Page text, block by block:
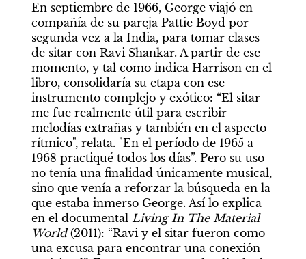
En septiembre de 1966, George viajó en
compañía de su pareja Pattie Boyd por
segunda vez a la India, para tomar clases
de sitar con Ravi Shankar. A partir de ese
momento, y tal como indica Harrison en el
libro, consolidaría su etapa con ese
instrumento complejo y exótico: “El sitar
me fue realmente útil para escribir
melodías extrañas y también en el aspecto
rítmico", relata. "En el período de 1965 a
1968 practiqué todos los días”. Pero su uso
no tenía una finalidad únicamente musical,
sino que venía a reforzar la búsqueda en la
que estaba inmerso George. Así lo explica
en el documental Living In The Material
World (2011): “Ravi y el sitar fueron como
una excusa para encontrar una conexión